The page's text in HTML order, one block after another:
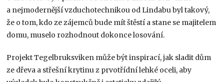
a nejmodernější vzduchotechnikou od Lindabu byl takový,
že o tom, kdo ze zájemců bude mít štěstí a stane se majitelem
domu, muselo rozhodnout dokonce losování.
Projekt Tegelbruksviken může být inspirací, jak sladit dům
ze dřeva a střešní krytinu z prvotřídní lehké oceli, aby